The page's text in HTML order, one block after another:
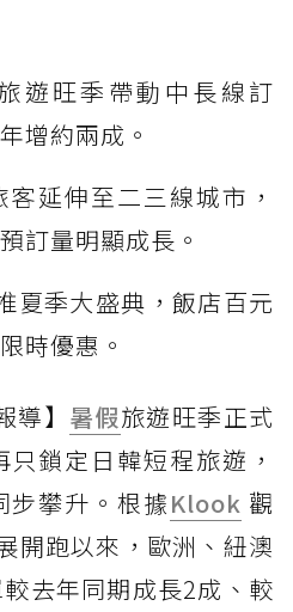
遊旺季帶動中長線訂
增約兩成。
客延伸至二三線城市，
訂量明顯成長。
夏季大盛典，飯店百元
時優惠。
】 暑假旅遊旺季正式
鎖定日韓短程旅遊，
步攀升。根據Klook 觀
開跑以來，歐洲、紐澳
去年同期成長2成、較